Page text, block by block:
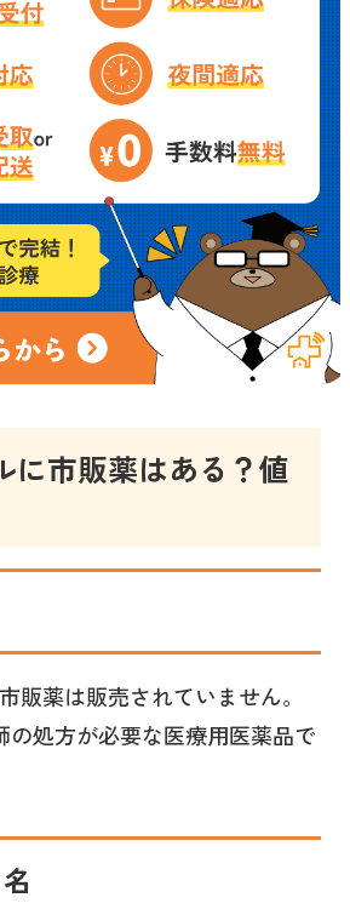
に市販薬はある？値
販薬は販売されていません。
の処方が必要な医療用医薬品で